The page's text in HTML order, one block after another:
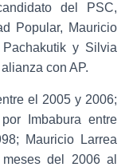
del PSC,
Popular, Mauricio
y Silvia
con AP.
el 2005 y 2006;
Imbabura entre
Mauricio Larrea
del 2006 al